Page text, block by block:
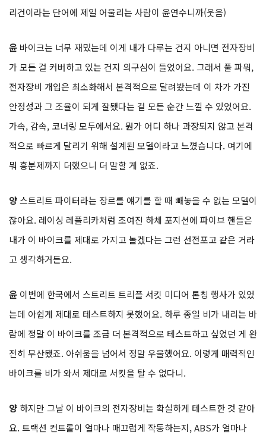
리건이라는 단어에 제일 어울리는 사람이 윤연수니까(웃음)
윤 바이크는 너무 재밌는데 이게 내가 다루는 건지 아니면 전자장비
가 모든 걸 커버하고 있는 건지 의구심이 들었어요. 그래서 풀 파워,
전자장비 개입은 최소화해서 본격적으로 달려봤는데 이 차가 가진
안정성과 그 조율이 되게 잘됐다는 걸 모든 순간 느낄 수 있었어요.
가속, 감속, 코너링 모두에서요. 뭔가 어디 하나 과장되지 않고 본격
적으로 빠르게 달리기 위해 설계된 모델이라고 느꼈습니다. 여기에
뭐 흥분제까지 더했으니 더 말할 게 없죠.
양스트리트 파이터라는 장르를 얘기를 할 때 빼놓을 수 없는 모델이
잖아요. 레이싱 레플리카처럼 조여진 하체 포지션에 파이브 핸들은
내가 이 바이크를 제대로 가지고 놀겠다는 그런 선전포고 같은 거라
고 생각하거든요.
윤 이번에 한국에서 스트리트 트리플 서킷 미디어 론칭 행사가 있었
는데 아쉽게 제대로 테스트하지 못했어요. 하루 종일 비가 내리는 바
람에 정말 이 바이크를 조금 더 본격적으로 테스트하고 싶었던 게 완
전히 무산됐죠. 아쉬움을 넘어서 정말 우울했어요. 이렇게 매력적인
바이크를 비가 와서 제대로 서킷을 탈 수 없다니.
양 하지만 그날 이 바이크의 전자장비는 확실하게 테스트한 것 같아
요. 트랙션 컨트롤이 얼마나 매끄럽게 작동하는지, ABS가 얼마나